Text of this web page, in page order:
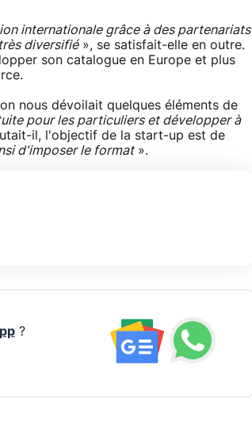
internationale grâce à des partenariats
diversifié», se satisfait-elle en outre.
son catalogue en Europe et plus
nous dévoilait quelques éléments de
pour les particuliers et développer à
il, l'objectif de la start-up est de
d'imposer le format».
?